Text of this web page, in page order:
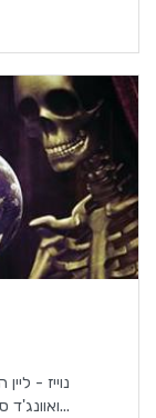
נוייז -
ואוונג'ד סבנפולד ישראל מזמינים אתכם למסיבת הספיישל...